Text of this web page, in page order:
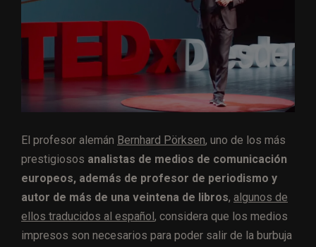
El profesor alemán Bernhard Pörksen, uno de los más
prestigiosos analistas de medios de comunicación
europeos, además de profesor de periodismo y
autor de más de una veintena de libros, algunos de
ellos traducidos al español , considera que los medios
impresos son necesarios para poder salir de la burbuja